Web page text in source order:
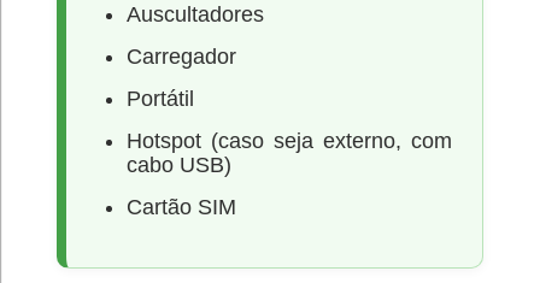
Auscultadores
Carregador
Portátil
Hotspot (caso seja externo, com
cabo USB)
Cartão SIM